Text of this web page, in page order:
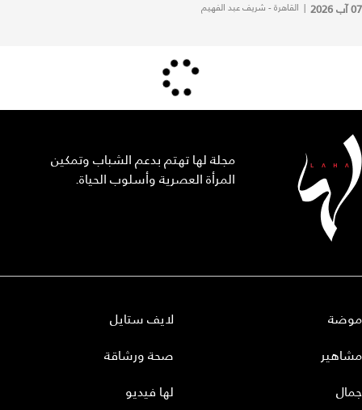
07 آب 2026 | القاهرة - شريف عبد الفهيم
مجلة لها تهتم بدعم الشباب وتمكين
المرأة العصرية وأسلوب الحياة.
موضة
مشاهير
جمال
لايف ستايل
صحة ورشاقة
لها فيديو